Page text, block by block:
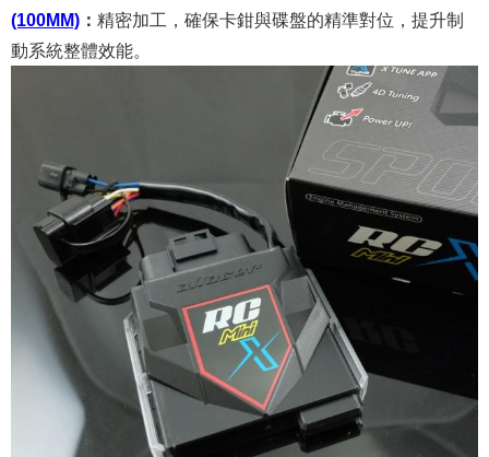
(100MM) ： 精密加工，確保卡鉗與碟盤的精準對位，提升制
動系統整體效能。